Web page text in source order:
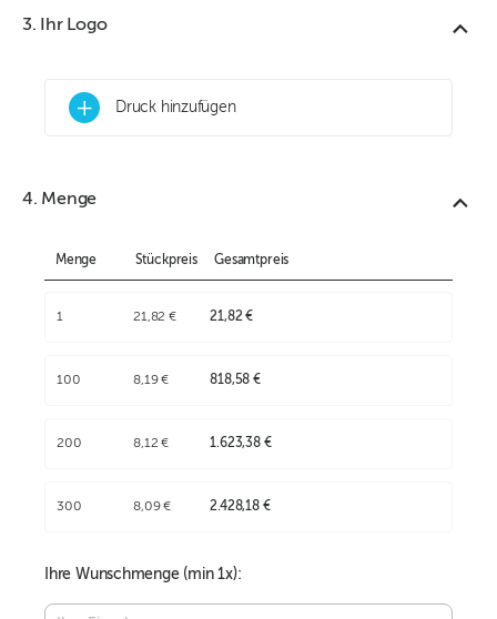
3. Ihr Logo
+ Druck hinzufügen
4. Menge
Menge Stückpreis Gesamtpreis
1 21,82 € 21,82 €
100 8,19 € 818,58 €
200 8,12 € 1.623,38 €
300 8,09 € 2.428,18 €
Ihre Wunschmenge (min1x):